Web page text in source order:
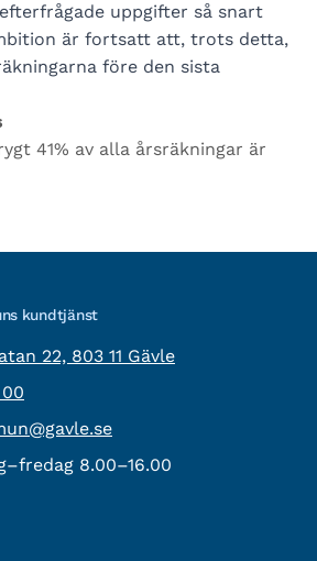
uppgifter så snart
är fortsatt att, trots detta,
före den sista
41% av alla årsräkningar är
kundtjänst
22, 803 11 Gävle
8.00–16.00